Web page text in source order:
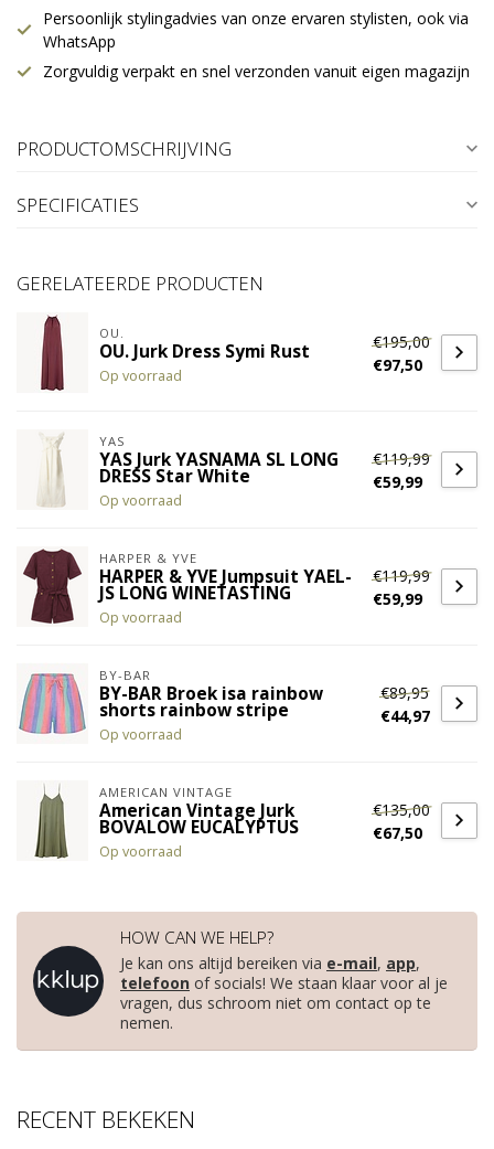
Persoonlijk stylingadvies van onze ervaren stylisten, ook via
WhatsApp
Zorgvuldig verpakt en snel verzonden vanuit eigen magazijn
PRODUCTOMSCHRIJVING
SPECIFICATIES
GERELATEERDE PRODUCTEN
OU.
OU. Jurk Dress Symi Rust
Op voorraad
€195,00
€97,50
YAS
YAS Jurk YASNAMA SL LONG
DRESS Star White
Op voorraad
€119,99
€59,99
HARPER & YVE
HARPER & YVE Jumpsuit YAEL-
JS LONG WINETASTING
Op voorraad
€119,99
€59,99
BY-BAR
BY-BAR Broek isa rainbow
shorts rainbow stripe
Op voorraad
€89,95
€44,97
AMERICAN VINTAGE
American Vintage Jurk
BOVALOW EUCALYPTUS
Op voorraad
€135,00
€67,50
HOW CAN WE HELP?
Je kan ons altijd bereiken via e-mail, app,
telefoon of socials! We staan klaar voor al je
vragen, dus schroom niet om contact op te
nemen.
RECENT BEKEKEN